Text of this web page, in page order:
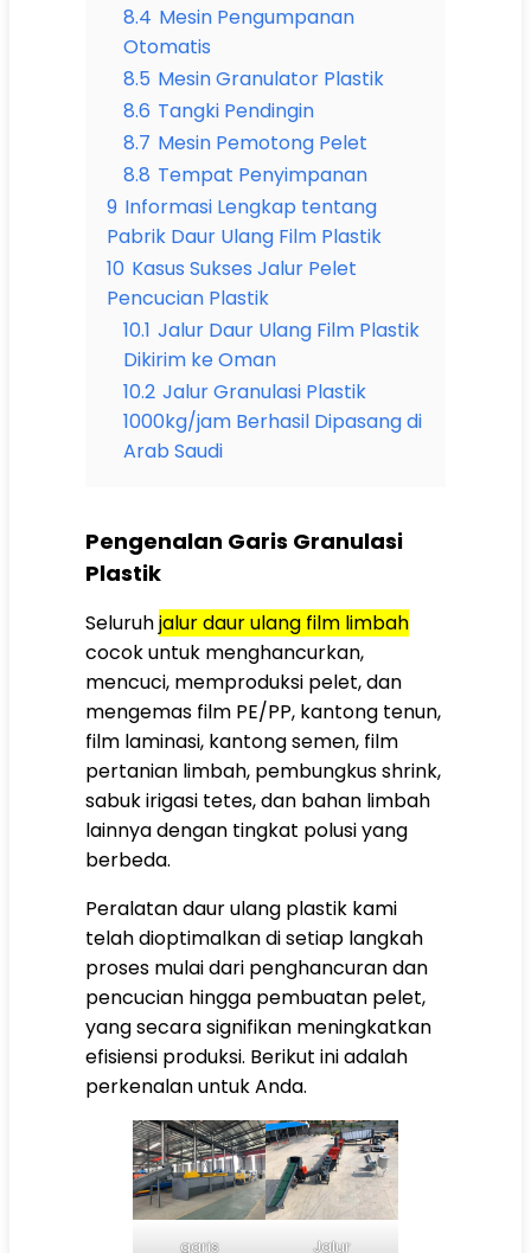
8.4 Mesin Pengumpanan
Otomatis
8.5 Mesin Granulator Plastik
8.6 Tangki Pendingin
8.7 Mesin Pemotong Pelet
8.8 Tempat Penyimpanan
9 Informasi Lengkap tentang
Pabrik Daur Ulang Film Plastik
10 Kasus Sukses Jalur Pelet
Pencucian Plastik
10.1 Jalur Daur Ulang Film Plastik
Dikirim ke Oman
10.2 Jalur Granulasi Plastik
1000kg/jam Berhasil Dipasang di
Arab Saudi
Pengenalan Garis Granulasi
Plastik
Seluruhjalur daur ulang film limbah
cocok untuk menghancurkan,
mencuci, memproduksi pelet, dan
mengemas film PE/PP, kantong tenun,
film laminasi, kantong semen, film
pertanian limbah, pembungkus shrink,
sabuk irigasi tetes, dan bahan limbah
lainnya dengan tingkat polusi yang
berbeda.
Peralatan daur ulang plastik kami
telah dioptimalkan di setiap langkah
proses mulai dari penghancuran dan
pencucian hingga pembuatan pelet,
yang secara signifikan meningkatkan
efisiensi produksi. Berikut ini adalah
perkenalan untuk Anda.
garis Jalur